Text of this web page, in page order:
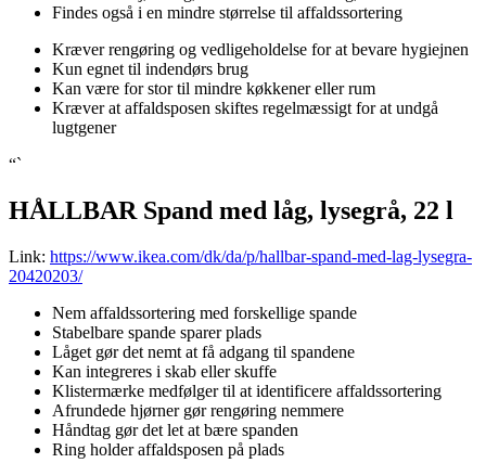
Findes også i en mindre størrelse til affaldssortering
Kræver rengøring og vedligeholdelse for at bevare hygiejnen
Kun egnet til indendørs brug
Kan være for stor til mindre køkkener eller rum
Kræver at affaldsposen skiftes regelmæssigt for at undgå
lugtgener
“`
HÅLLBAR Spand med låg, lysegrå, 22 l
Link: https://www.ikea.com/dk/da/p/hallbar-spand-med-lag-lysegra-
20420203/
Nem affaldssortering med forskellige spande
Stabelbare spande sparer plads
Låget gør det nemt at få adgang til spandene
Kan integreres i skab eller skuffe
Klistermærke medfølger til at identificere affaldssortering
Afrundede hjørner gør rengøring nemmere
Håndtag gør det let at bære spanden
Ring holder affaldsposen på plads